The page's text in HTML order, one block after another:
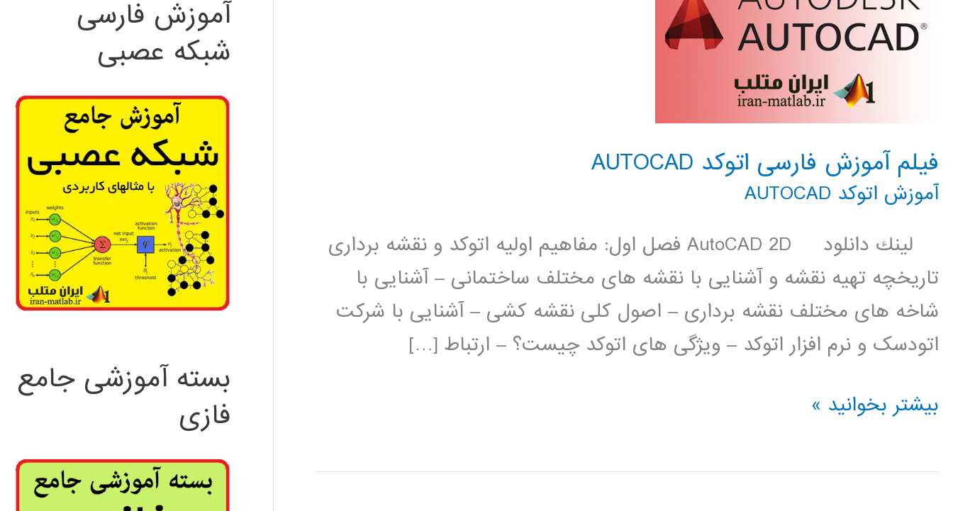
فیلم آموزش فارسی اتوکد AUTOCAD
آموزش اتوکد AUTOCAD
لينك دانلود AutoCAD 2D فصل اول: مفاهیم اولیه اتوکد و نقشه برداری
تاریخچه تهیه نقشه و آشنایی با نقشه های مختلف ساختمانی – آشنایی با
شاخه های مختلف نقشه برداری – اصول کلی نقشه کشی – آشنایی با شرکت
اتودسک و نرم افزار اتوکد – ویژگی های اتوکد چیست؟ – ارتباط […]
فیلم
فارسی
بیشتر بخوانید »
آموزش فارسی
شبکه عصبی
بسته آموزشی جامع
فازی